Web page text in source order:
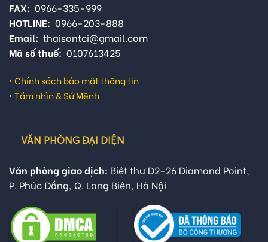
FAX: 0966-335-999
HOTLINE: 0966-203-888
Email: thaisontci@gmail.com
Mã số thuế: 0107613425
• Chính sách bảo mật thông tin
• Tầm nhìn & Sứ Mệnh
VĂN PHÒNG ĐẠI DIỆN
Văn phòng giao dịch: Biệt thự D2-26 Diamond Point,
P. Phúc Đồng, Q. Long Biên, Hà Nội